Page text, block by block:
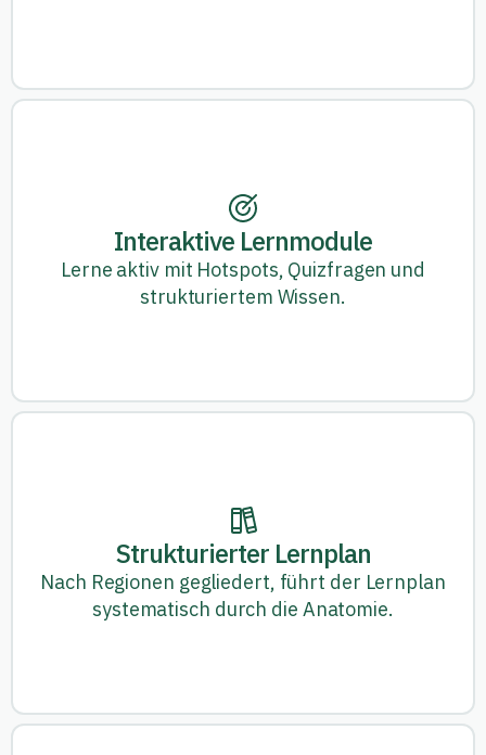
Interaktive Lernmodule
Lerne aktiv mit Hotspots, Quizfragen und
strukturiertem Wissen.
Strukturierter Lernplan
Nach Regionen gegliedert, führt der Lernplan
systematisch durch die Anatomie.